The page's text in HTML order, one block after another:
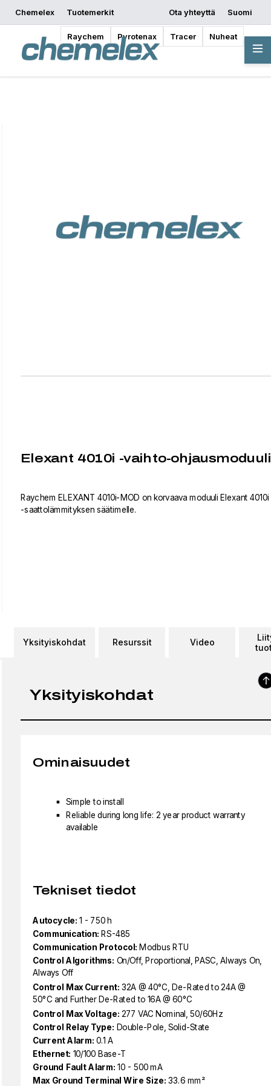
Chemelex Tuotemerkit
Raychem Pyrotenax Tracer Nuheat
Ota yhteyttä
Suomi
Pyydä tarjous
Mistä ostaa Aloita suunnittelu
Yleiskatsaus
Elexant 4010i -vaihto-ohjausmoduuli
Raychem ELEXANT 4010i-MOD on korvaava moduuli Elexant 4010i
-saattolämmityksen säätimelle.
Yksityiskohdat Resurssit Video
Yksityiskohdat
Ominaisuudet
Simple to install
Reliable during long life: 2 year product warranty
available
Tekniset tiedot
Autocycle: 1 - 750 h
Communication: RS-485
Communication Protocol: Modbus RTU
Control Algorithms: On/Off, Proportional, PASC, Always On,
Always Off
Control Max Current: 32A @ 40°C, De-Rated to 24A @
50°C and Further De-Rated to 16A @ 60°C
Control Max Voltage: 277 VAC Nominal, 50/60Hz
Control Relay Type: Double-Pole, Solid-State
Current Alarm: 0.1 A
Ethernet: 10/100 Base-T
Ground Fault Alarm: 10 - 500 mA
Max Ground Terminal Wire Size: 33.6 mm²